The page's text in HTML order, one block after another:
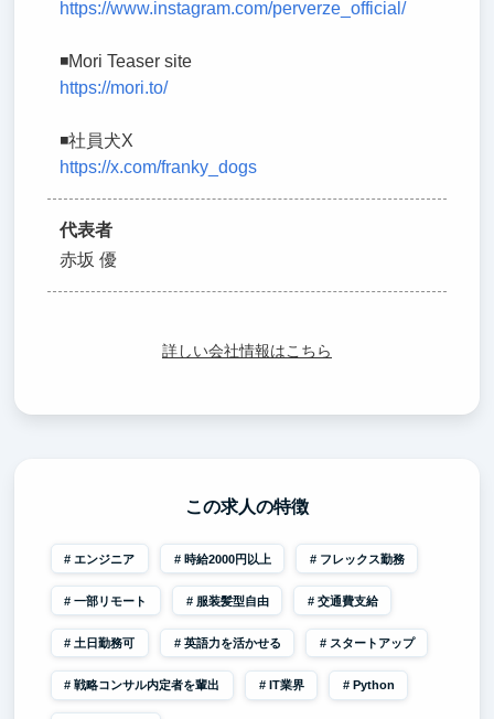
https://www.instagram.com/perverze_official/
◾️Mori Teaser site
https://mori.to/
◾️社員犬X
https://x.com/franky_dogs
代表者
赤坂 優
詳しい会社情報はこちら
この求人の特徴
エンジニア 時給2000円以上 フレックス勤務
一部リモート 服装髪型自由 交通費支給
土日勤務可 英語力を活かせる スタートアップ
戦略コンサル内定者を輩出 IT業界 Python